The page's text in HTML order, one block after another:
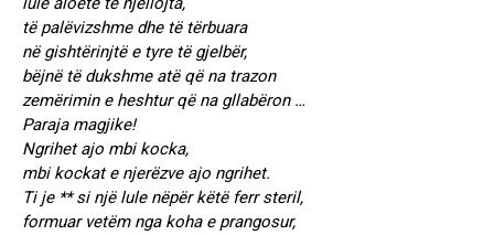
të palëvizshme dhe të tërbuara
në gishtërinjtë e tyre të gjelbër,
bëjnë të dukshme atë që na trazon
zemërimin e heshtur që na gllabëron …
Paraja magjike!
Ngrihet ajo mbi kocka,
mbi kockat e njerëzve ajo ngrihet.
Ti je ** si një lule nëpër këtë ferr steril,
formuar vetëm nga koha e prangosur,